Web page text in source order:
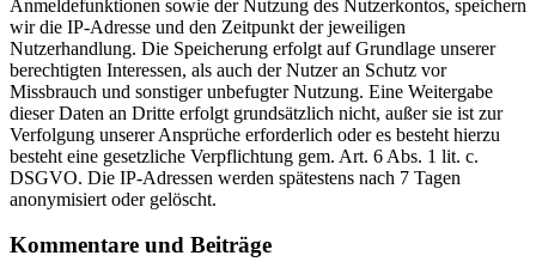
Anmeldefunktionen sowie der Nutzung des Nutzerkontos, speichern
wir die IP-Adresse und den Zeitpunkt der jeweiligen
Nutzerhandlung. Die Speicherung erfolgt auf Grundlage unserer
berechtigten Interessen, als auch der Nutzer an Schutz vor
Missbrauch und sonstiger unbefugter Nutzung. Eine Weitergabe
dieser Daten an Dritte erfolgt grundsätzlich nicht, außer sie ist zur
Verfolgung unserer Ansprüche erforderlich oder es besteht hierzu
besteht eine gesetzliche Verpflichtung gem. Art. 6 Abs. 1 lit. c.
DSGVO. Die IP-Adressen werden spätestens nach 7 Tagen
anonymisiert oder gelöscht.
Kommentare und Beiträge